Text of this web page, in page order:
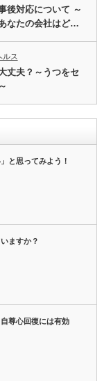
後対応について ～
なたの会社はど…
ルス
丈夫？～うつをセ
と思ってみよう！
ますか？
尊心回復には有効